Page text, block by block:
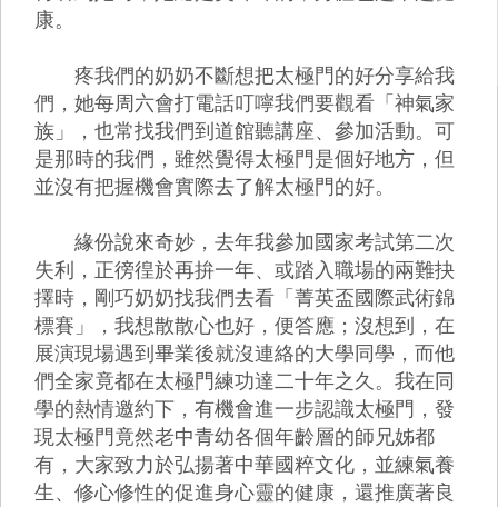
康。
疼我們的奶奶不斷想把太極門的好分享給我
們，她每周六會打電話叮嚀我們要觀看「神氣家
族」，也常找我們到道館聽講座、參加活動。可
是那時的我們，雖然覺得太極門是個好地方，但
並沒有把握機會實際去了解太極門的好。
緣份說來奇妙，去年我參加國家考試第二次
失利，正徬徨於再拚一年、或踏入職場的兩難抉
擇時，剛巧奶奶找我們去看「菁英盃國際武術錦
標賽」，我想散散心也好，便答應；沒想到，在
展演現場遇到畢業後就沒連絡的大學同學，而他
們全家竟都在太極門練功達二十年之久。我在同
學的熱情邀約下，有機會進一步認識太極門，發
現太極門竟然老中青幼各個年齡層的師兄姊都
有，大家致力於弘揚著中華國粹文化，並練氣養
生、修心修性的促進身心靈的健康，還推廣著良